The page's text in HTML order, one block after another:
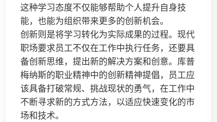
这种学习态度不仅能够帮助个人提升自身技
能，也能为组织带来更多的创新机会。
创新则是将学习转化为实际成果的过程。现代
职场要求员工不仅在工作中执行任务，还要具
备创新思维，提出新的解决方案和创意。库普
梅纳斯的职业精神中的创新精神提倡，员工应
该具备打破常规、挑战现状的勇气，在工作中
不断寻求新的方式方法，以适应快速变化的市
场和技术。